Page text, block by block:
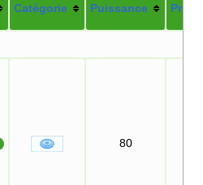
Catégorie Puissance
80